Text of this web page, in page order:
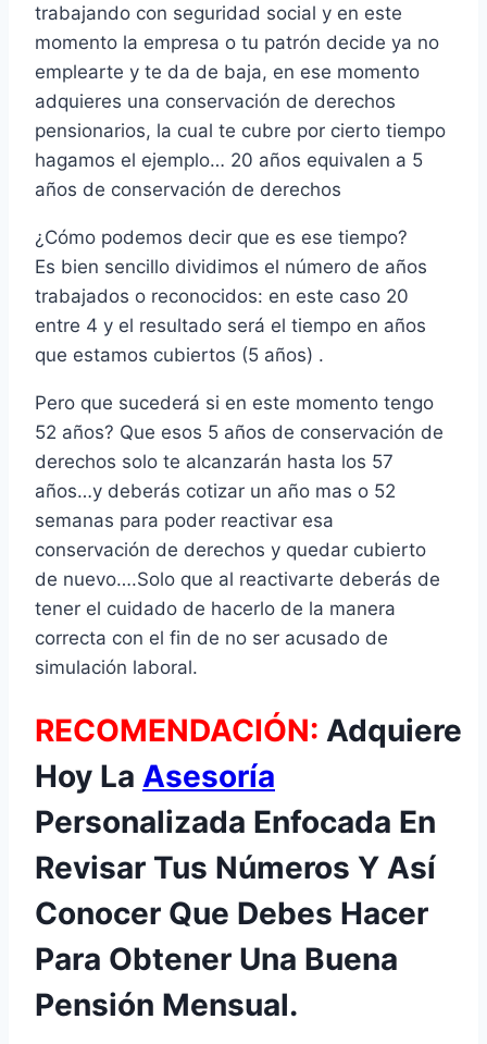
trabajando con seguridad social y en este
momento la empresa o tu patrón decide ya no
emplearte y te da de baja, en ese momento
adquieres una conservación de derechos
pensionarios, la cual te cubre por cierto tiempo
hagamos el ejemplo… 20 años equivalen a 5
años de conservación de derechos
¿Cómo podemos decir que es ese tiempo?
Es bien sencillo dividimos el número de años
trabajados o reconocidos: en este caso 20
entre 4 y el resultado será el tiempo en años
que estamos cubiertos (5 años) .
Pero que sucederá si en este momento tengo
52 años? Que esos 5 años de conservación de
derechos solo te alcanzarán hasta los 57
años…y deberás cotizar un año mas o 52
semanas para poder reactivar esa
conservación de derechos y quedar cubierto
de nuevo….Solo que al reactivarte deberás de
tener el cuidado de hacerlo de la manera
correcta con el fin de no ser acusado de
simulación laboral.
RECOMENDACIÓN: Adquiere
Hoy La Asesoría
Personalizada Enfocada En
Revisar Tus Números Y Así
Conocer Que Debes Hacer
Para Obtener Una Buena
Pensión Mensual.